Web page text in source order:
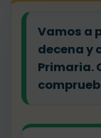
Vamos a
decena y
Primaria.